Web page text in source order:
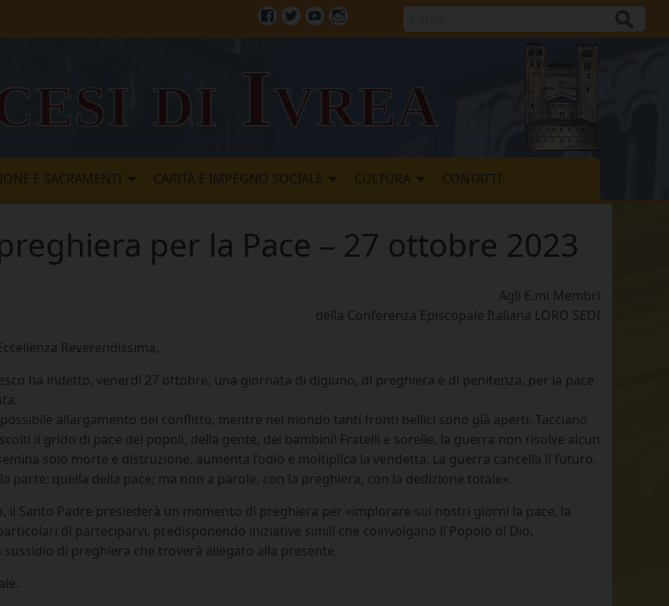
di Ivrea
E SACRAMENTI CARITÀ E IMPEGNO SOCIALE CULTURA CONTATTI
per la Pace – 27 ottobre 2023
Agli E.mi Membri
della Conferenza Episcopale Italiana LORO SEDI
Reverendissima,
ha indetto, venerdì 27 ottobre, una giornata di digiuno, di preghiera e di penitenza, per la pace
allargamento del conflitto, mentre nel mondo tanti fronti bellici sono già aperti. Tacciano
il grido di pace dei popoli, della gente, dei bambini! Fratelli e sorelle, la guerra non risolve alcun
solo morte e distruzione, aumenta l’odio e moltiplica la vendetta. La guerra cancella il futuro.
quella della pace; ma non a parole, con la preghiera, con la dedizione totale».
il Santo Padre presiederà un momento di preghiera per «implorare sui nostri giorni la pace, la
di parteciparvi, predisponendo iniziative simili che coinvolgano il Popolo di Dio.
di preghiera che troverà allegato alla presente.